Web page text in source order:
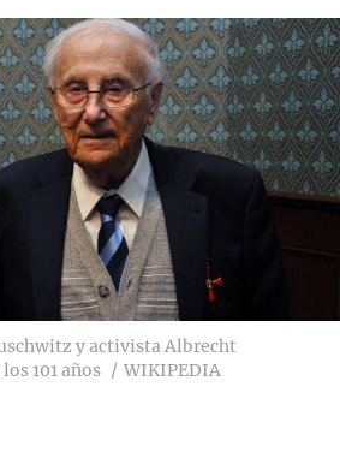
y activista Albrecht
101 años
WIKIPEDIA